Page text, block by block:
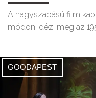
A nagyszabású film
módon idézi meg az
GOODAPEST